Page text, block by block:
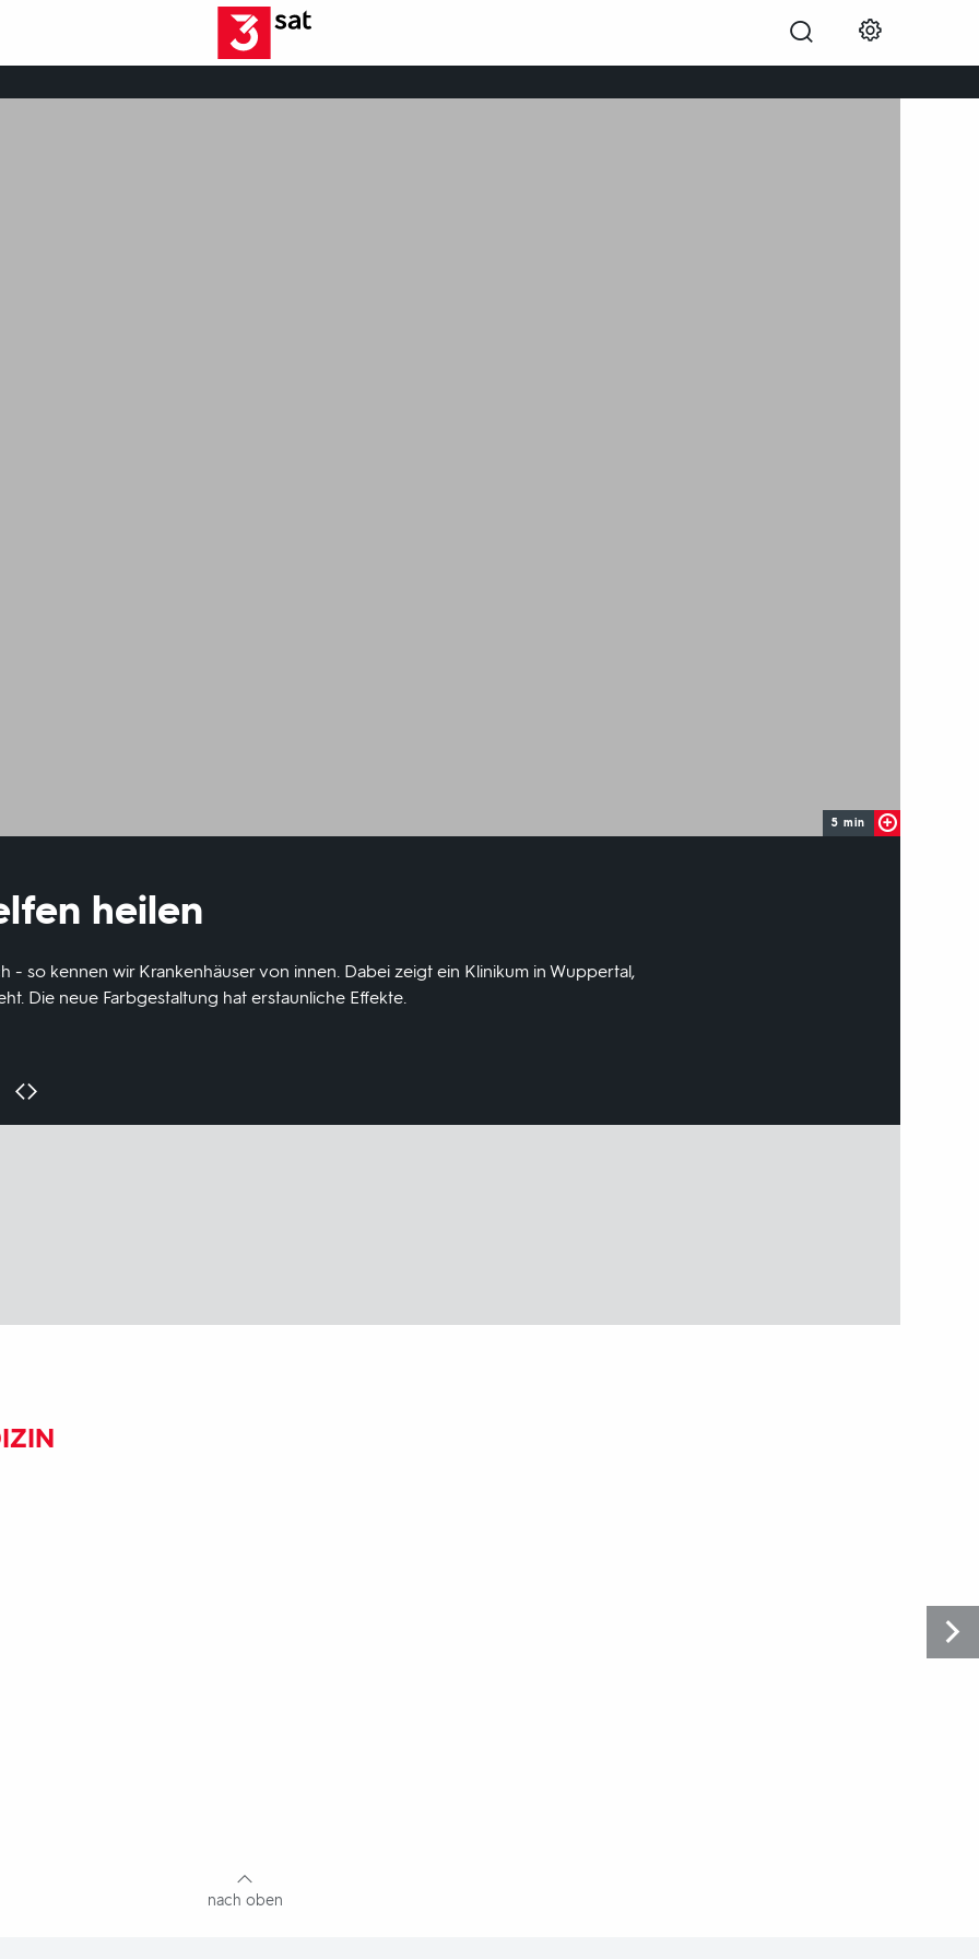
5 min
heilen
- so kennen wir Krankenhäuser von innen. Dabei zeigt ein Klinikum in Wuppertal,
Die neue Farbgestaltung hat erstaunliche Effekte.
nach oben